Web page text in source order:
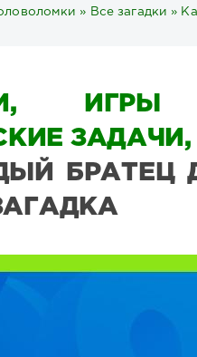
» Все загадки »
ИГРЫ
ЗАДАЧИ,
БРАТЕЦ